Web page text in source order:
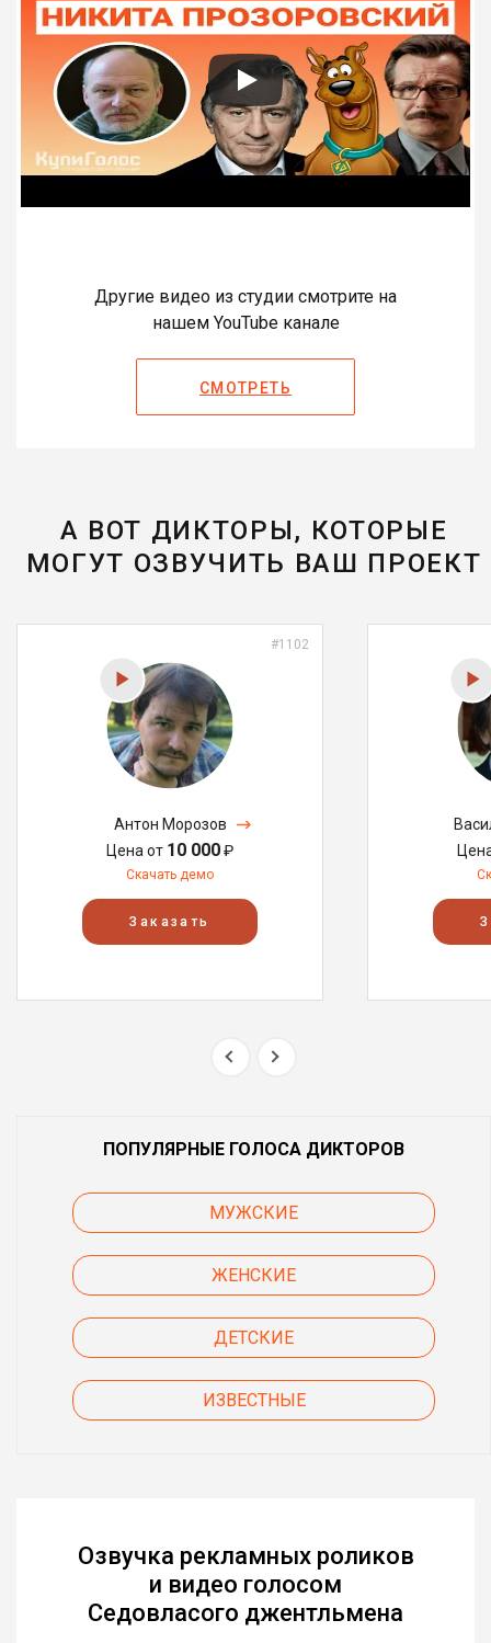
Другие видео из студии смотрите на
нашем YouTube канале
СМОТРЕТЬ
А ВОТ ДИКТОРЫ, КОТОРЫЕ
МОГУТ ОЗВУЧИТЬ ВАШ ПРОЕКТ
#1102
Антон Морозов
Цена от 10 000₽
Скачать демо
Заказать
ПОПУЛЯРНЫЕ ГОЛОСА ДИКТОРОВ
МУЖСКИЕ
ЖЕНСКИЕ
ДЕТСКИЕ
ИЗВЕСТНЫЕ
Озвучка рекламных роликов
и видео голосом
Седовласого джентльмена